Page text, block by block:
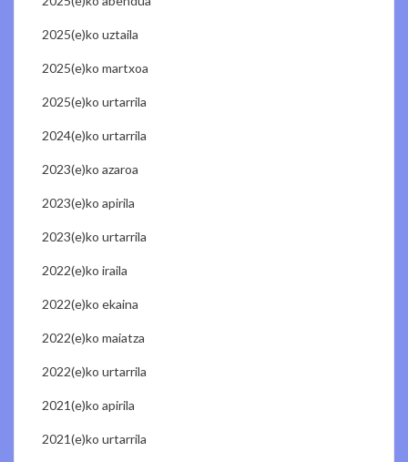
2025(e)ko uztaila
2025(e)ko martxoa
2025(e)ko urtarrila
2024(e)ko urtarrila
2023(e)ko azaroa
2023(e)ko apirila
2023(e)ko urtarrila
2022(e)ko iraila
2022(e)ko ekaina
2022(e)ko maiatza
2022(e)ko urtarrila
2021(e)ko apirila
2021(e)ko urtarrila